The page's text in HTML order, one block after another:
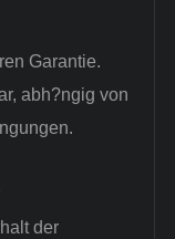
Garantie.
abh?ngig von
der